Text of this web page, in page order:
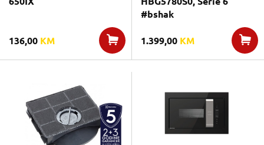
136,00 KM
#bshak
1.399,00 KM